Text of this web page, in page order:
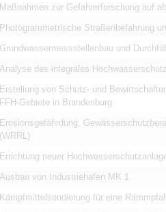
Maßnahmen zur Gefahrerforschung auf
Photogrammetrische Straßenbefahrung
Grundwassermessstellenbau und
Analyse des integrales
Erstellung von Schutz- und
FFH-Gebiete in Brandenburg
Erosionsgefährdung,
(WRRL)
Errichtung neuer
Ausbau von Industriehafen MK 1
Kampfmittelsondierung für eine